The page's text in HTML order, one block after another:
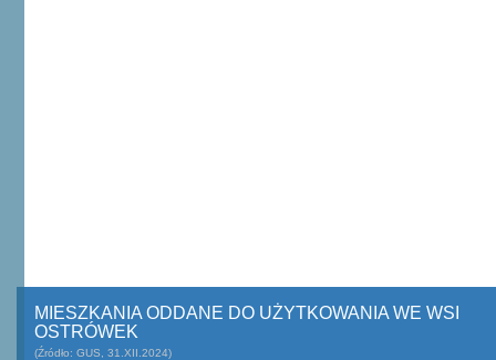
MIESZKANIA ODDANE DO UŻYTKOWANIA WE WSI
OSTRÓWEK
(Źródło: GUS, 31.XII.2024)